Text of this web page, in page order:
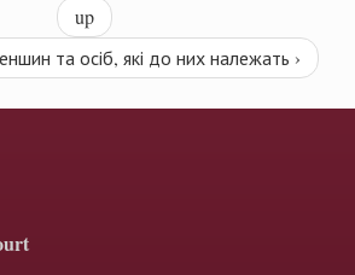
up
та осіб, які до них належать ›